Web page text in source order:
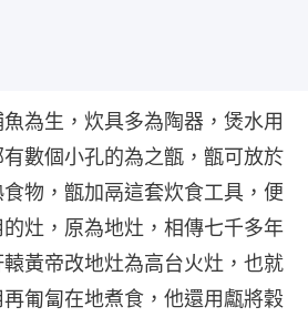
為生，炊具多為陶器，煲水用
數個小孔的為之甑，甑可放於
物，甑加鬲這套炊食工具，便
灶，原為地灶，相傳七千多年
黃帝改地灶為高台火灶，也就
匍匐在地煮食，他還用甗將穀